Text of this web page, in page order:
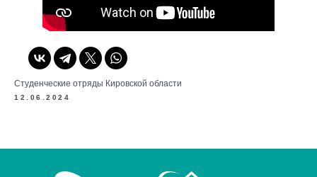
Студенческие отряды Кировской области
12.06.2024